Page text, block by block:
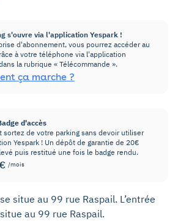
s'ouvre via l'application Yespark !
d'abonnement, vous pourrez accéder au
à votre téléphone via l'application
la rubrique « Télécommande ».
ça marche ?
d'accès
sortez de votre parking sans devoir utiliser
Yespark ! Un dépôt de garantie de 20€
puis restitué une fois le badge rendu.
/mois
situe au 99 rue Raspail. L’entrée
au 99 rue Raspail.